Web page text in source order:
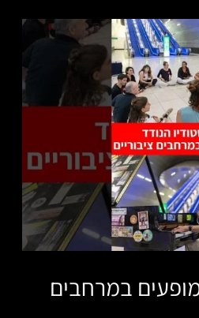
במרחבים